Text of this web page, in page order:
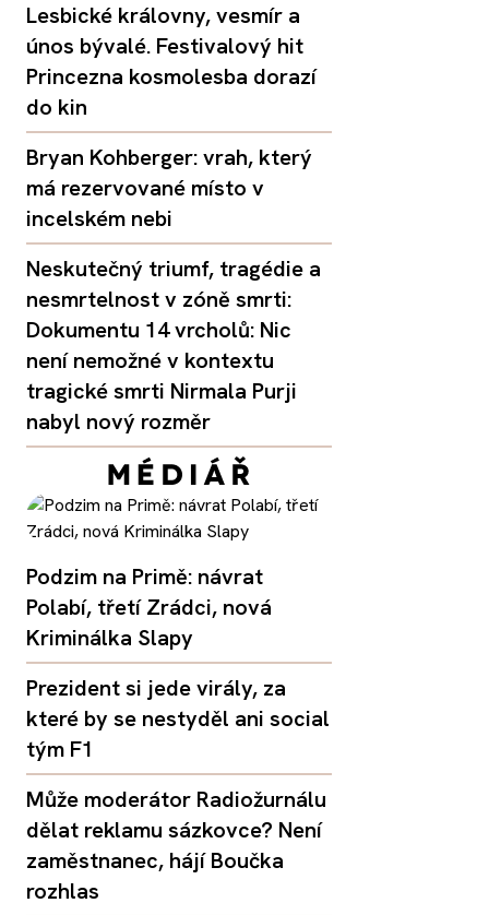
Lesbické královny, vesmír a
únos bývalé. Festivalový hit
Princezna kosmolesba dorazí
do kin
Bryan Kohberger: vrah, který
má rezervované místo v
incelském nebi
Neskutečný triumf, tragédie a
nesmrtelnost v zóně smrti:
Dokumentu 14 vrcholů: Nic
není nemožné v kontextu
tragické smrti Nirmala Purji
nabyl nový rozměr
Podzim na Primě: návrat
Polabí, třetí Zrádci, nová
Kriminálka Slapy
Prezident si jede virály, za
které by se nestyděl ani social
tým F1
Může moderátor Radiožurnálu
dělat reklamu sázkovce? Není
zaměstnanec, hájí Boučka
rozhlas